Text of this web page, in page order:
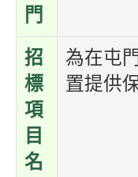
門
招
標
項
目
名
為在屯
置提供